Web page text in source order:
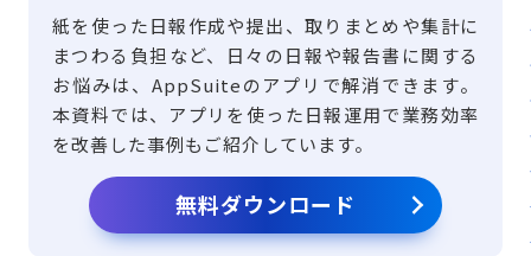
紙を使った日報作成や提出、取りまとめや集計に
まつわる負担など、日々の日報や報告書に関する
お悩みは、AppSuiteのアプリで解消できます。
本資料では、アプリを使った日報運用で業務効率
を改善した事例もご紹介しています。
無料ダウンロード